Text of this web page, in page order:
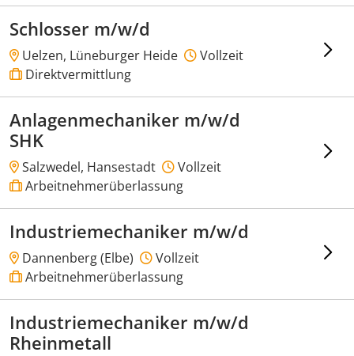
Schlosser m/w/d
Uelzen, Lüneburger Heide
Vollzeit
Direktvermittlung
Anlagenmechaniker m/w/d
SHK
Salzwedel, Hansestadt
Vollzeit
Arbeitnehmerüberlassung
Industriemechaniker m/w/d
Dannenberg (Elbe)
Vollzeit
Arbeitnehmerüberlassung
Industriemechaniker m/w/d
Rheinmetall